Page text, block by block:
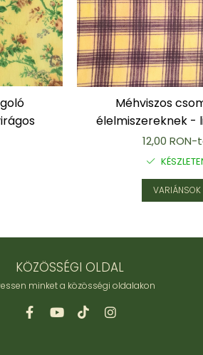
Méhviszos
élelmiszereknek -
12,00 RON-
VARIÁNSOK
KÖZÖSSÉGI OLDAL
minket a közösségi oldalakon